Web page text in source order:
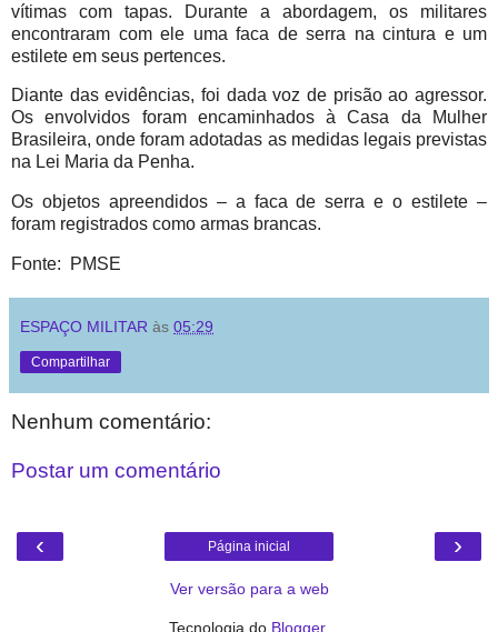
vítimas com tapas. Durante a abordagem, os militares
encontraram com ele uma faca de serra na cintura e um
estilete em seus pertences.
Diante das evidências, foi dada voz de prisão ao agressor.
Os envolvidos foram encaminhados à Casa da Mulher
Brasileira, onde foram adotadas as medidas legais previstas
na Lei Maria da Penha.
Os objetos apreendidos – a faca de serra e o estilete –
foram registrados como armas brancas.
Fonte: PMSE
ESPAÇO MILITAR às 05:29
Compartilhar
Nenhum comentário:
Postar um comentário
‹ ›
Página inicial
Ver versão para a web
Tecnologia do Blogger.